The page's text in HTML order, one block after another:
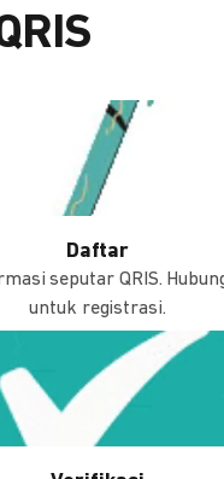
Daftar
seputar QRIS.
untuk registrasi.